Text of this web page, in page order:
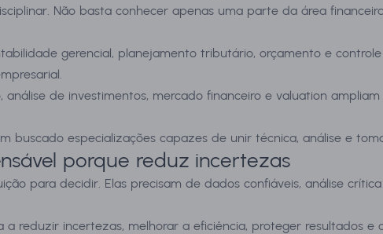
Não basta conhecer apenas uma parte da área
gerencial, planejamento tributário, orçamento e
análise de investimentos, mercado financeiro e valuation
buscado especializações capazes de unir técnica, análise e
porque reduz incertezas
para decidir. Elas precisam de dados confiáveis, análise
reduzir incertezas, melhorar a eficiência, proteger resultados e